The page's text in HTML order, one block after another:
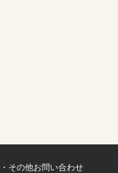
その他お問い合わせ